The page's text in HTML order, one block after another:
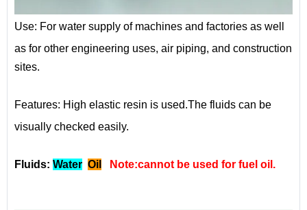
Use: For water supply of machines and factories as well
as for other engineering uses, air piping, and construction
sites.
Features: High elastic resin is used.The fluids can be
visually checked easily.
Fluids: Water Oil Note:cannot be used for fuel oil.